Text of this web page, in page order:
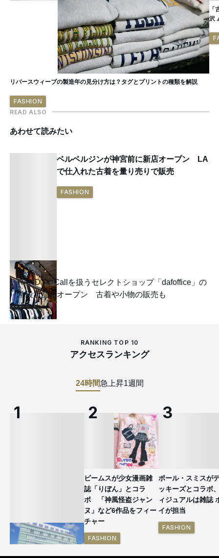
リバースウィーブの製造年の見分け方は？タグとプリントの種類を解説
FASHION
沢
READ ALSO
あわせて読みたい
ベルベルジンが神宮前に新店オープン LA
で仕入れた古着を量り売りで販売
FASHION
RANDYやCallを扱うセレクトショップ「dafoffice」の
常設店舗がオープン 古着や小物の販売も
RANKING TOP 10
アクセスランキング
24時間急上昇1週間
ビームスが少女漫画雑
誌「りぼん」とコラ
ボ 「神風怪盗ジャン
ヌ」など6作品をフィー
チャー
FASHION
ポール・スミスが
ッキーズとコラボ
ィジュアルは雑誌
イが担当
FASHION